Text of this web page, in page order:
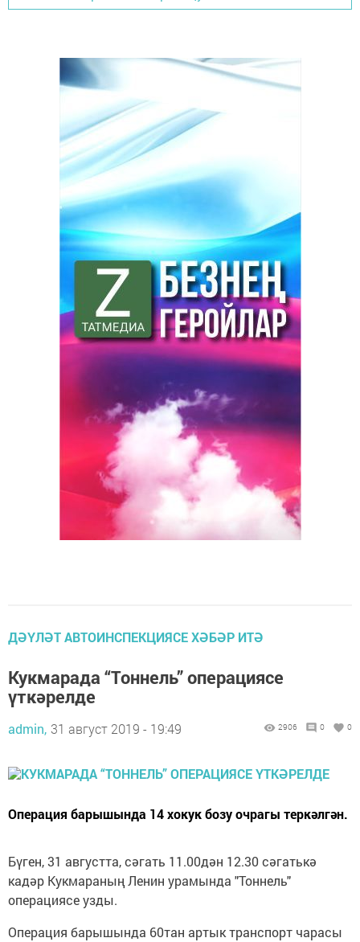
ДӘҮЛӘТ АВТОИНСПЕКЦИЯСЕ ХӘБӘР ИТӘ
Кукмарада “Тоннель” операциясе
үткәрелде
admin, 31 август 2019 - 19:49 2906 0 0
Операция барышында 14 хокук бозу очрагы теркәлгән.
Бүген, 31 августта, сәгать 11.00дән 12.30 сәгатькә
кадәр Кукмараның Ленин урамында "Тоннель"
операциясе узды.
Операция барышында 60тан артык транспорт чарасы